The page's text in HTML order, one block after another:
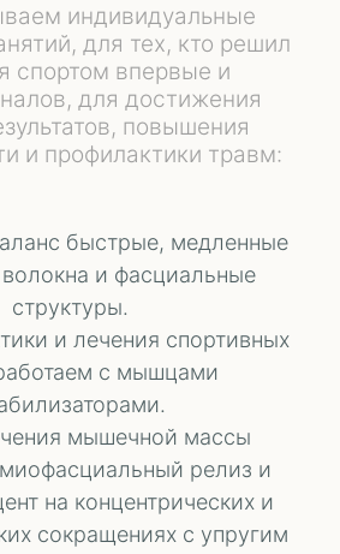
индивидуальные
для тех, кто решил
спортом впервые и
для достижения
повышения
и профилактики травм:
быстрые, медленные
и фасциальные
структуры.
и лечения спортивных
с мышцами
мышечной массы
релиз и
на концентрических и
сокращениях с упругим